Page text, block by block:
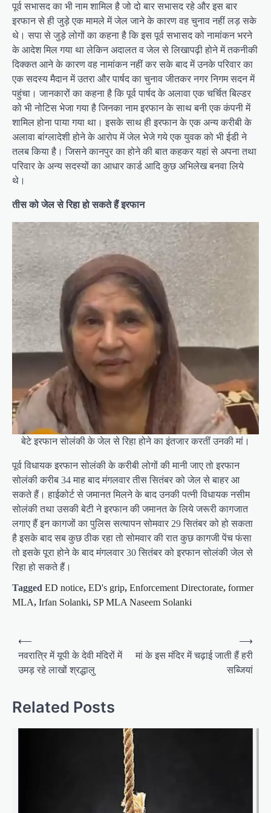
पूर्व सभासद का भी नाम शामिल है जो दो बार सभासद रहे और इस बार
इरफान से ही जुड़े एक मामले में जेल जाने के कारण वह चुनाव नहीं लड़ सके
थे। सपा से जुड़े लोगों का कहना है कि इस पूर्व सभासद को नामांकन भरने
के आदेश मिल गया था लेकिन अदालत व जेल से लिखापढ़ी होने में तकनीकी
दिक्कत आने के कारण वह नामांकन नहीं कर सके बाद में उनके परिवार का
एक सदस्य मैदान में उतरा और पार्षद का चुनाव जीतकर नगर निगम सदन में
पहुंचा। जानकारों का कहना है कि पूर्व पार्षद के अलावा एक चर्चित बिल्डर
को भी नोटिस भेजा गया है जिनका नाम इरफान के साथ बनी एक कंपनी में
शामिल होना पाया गया था। इसके साथ ही इरफान के एक अन्य करीबी के
अलावा बांग्लादेशी होने के आरोप में जेल भेजे गये एक युवक को भी ईडी ने
तलब किया है। जिसने कानपुर का होने की बात कहकर यहां से अपना तथा
परिवार के अन्य सदस्यों का आधार कार्ड आदि कुछ अभिलेख बनवा लिये
थे।
तीस को जेल से रिहा हो सकते हैं इरफान
बेटे इरफान सोलंकी के जेल से रिहा होने का इंतजार करतीं उनकी मां।
पूर्व विधायक इरफान सोलंकी के करीबी लोगों की मानी जाए तो इरफान
सोलंकी करीब 34 माह बाद मंगलवार तीस सितंबर को जेल से बाहर आ
सकते हैं। हाईकोर्ट से जमानत मिलने के बाद उनकी पत्नी विधायक नसीम
सोलंकी तथा उसकी बेटी ने इरफान की जमानत के लिये जरूरी कागजात
लगाए हैं इन कागजों का पुलिस सत्यापन सोमवार 29 सितंबर को हो सकता
है इसके बाद सब कुछ ठीक रहा तो सोमवार की रात कुछ कागजी पेंच फंसा
तो इसके पूरा होने के बाद मंगलवार 30 सितंबर को इरफान सोलंकी जेल से
रिहा हो सकते हैं।
Tagged ED notice, ED's grip, Enforcement Directorate, former
MLA, Irfan Solanki, SP MLA Naseem Solanki
o
n
⟵
नवरात्रि में यूपी के देवी मंदिरों में
उमड़ रहे लाखों श्रद्धालु
मां के इस मंदिर में चढ़ाई जाती हैं हरी
सब्जियां
⟶
Related Posts